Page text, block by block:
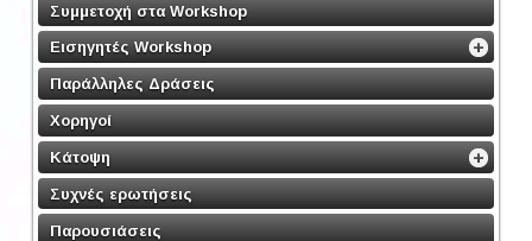
Συμμετοχή στα Workshop
Εισηγητές Workshop
Παράλληλες Δράσεις
Χορηγοί
Κάτοψη
Συχνές ερωτήσεις
Παρουσιάσεις